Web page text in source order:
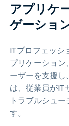
アプリケ
ゲーショ
ITプロフェッシ
プリケーショ
ーザーを支援
は、従業員がIT
トラブルシュ
す。